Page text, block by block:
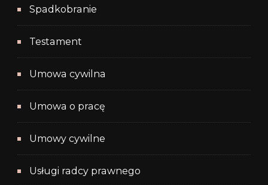
Spadkobranie
Testament
Umowa cywilna
Umowa o pracę
Umowy cywilne
Usługi radcy prawnego